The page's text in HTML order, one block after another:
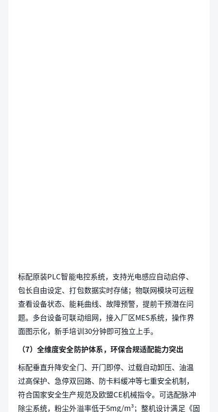
标配原装PLC智能电控系统，支持光电感应自动启停、
包长自由设定、打包数据实时存储；物联网模块可远程
查看设备状态、能耗曲线、故障预警，提前干预潜在问
题。多台设备可联动组网，接入厂区MES系统，操作界
面图示化，新手培训30分钟即可独立上手。
（7）全维度安全防护体系，环保合规适配能力突出
标配垂直升降安全门、开门即停、过载自动卸压、油温
过高保护、急停双回路、防卡料缓冲等七重安全机制，
符合国家安全生产规范及欧盟CE机械指令。可选配脉冲
除尘系统，粉尘外溢率低于5mg/m³；整机设计满足《固